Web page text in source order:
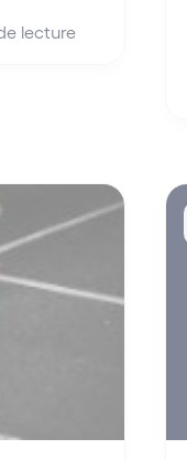
lecture